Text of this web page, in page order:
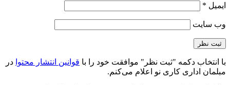
ایمیل *
وب‌ سایت
با انتخاب دکمه "ثبت نظر" موافقت خود را با قوانین انتشار محتوا در
مبلمان اداری کاری نو اعلام می‌کنم.